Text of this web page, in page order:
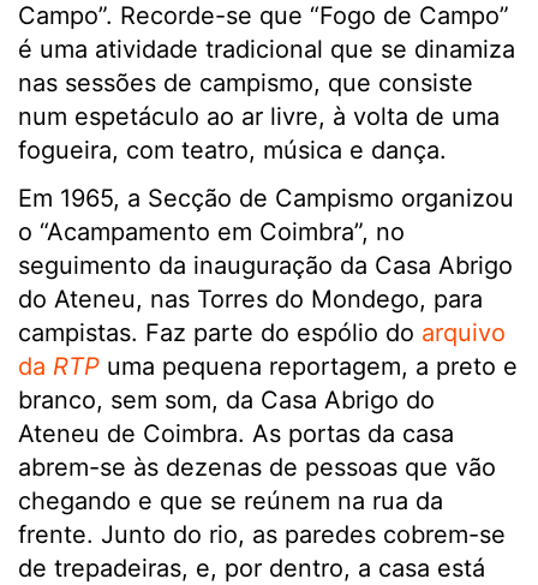
Campo”. Recorde-se que “Fogo de Campo”
é uma atividade tradicional que se dinamiza
nas sessões de campismo, que consiste
num espetáculo ao ar livre, à volta de uma
fogueira, com teatro, música e dança.
Em 1965, a Secção de Campismo organizou
o “Acampamento em Coimbra”, no
seguimento da inauguração da Casa Abrigo
do Ateneu, nas Torres do Mondego, para
campistas. Faz parte do espólio do arquivo
da RTP uma pequena reportagem, a preto e
branco, sem som, da Casa Abrigo do
Ateneu de Coimbra. As portas da casa
abrem-se às dezenas de pessoas que vão
chegando e que se reúnem na rua da
frente. Junto do rio, as paredes cobrem-se
de trepadeiras, e, por dentro, a casa está